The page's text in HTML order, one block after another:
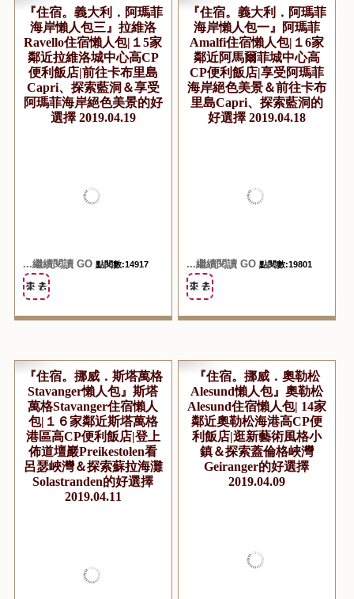
『住宿。義大利．阿瑪菲
海岸懶人包三』拉維洛
Ravello住宿懶人包|１5家
鄰近拉維洛城中心高CP
便利飯店|前往卡布里島
Capri、探索藍洞＆享受
阿瑪菲海岸絕色美景的好
選擇 2019.04.19
...繼續閱讀 GO 點閱數:14917
『住宿。義大利．阿瑪菲
海岸懶人包一』阿瑪菲
Amalfi住宿懶人包|１6家
鄰近阿馬爾菲城中心高
CP便利飯店|享受阿瑪菲
海岸絕色美景＆前往卡布
里島Capri、探索藍洞的
好選擇 2019.04.18
...繼續閱讀 GO 點閱數:19801
『住宿。挪威．斯塔萬格
Stavanger懶人包』斯塔
萬格Stavanger住宿懶人
包|１６家鄰近斯塔萬格
港區高CP便利飯店|登上
佈道壇巖Preikestolen看
呂瑟峽灣＆探索蘇拉海灘
Solastranden的好選擇
2019.04.11
『住宿。挪威．奧勒松
Alesund懶人包』奧勒松
Alesund住宿懶人包| 14家
鄰近奧勒松海港高CP便
利飯店|逛新藝術風格小
鎮＆探索蓋倫格峽灣
Geiranger的好選擇
2019.04.09